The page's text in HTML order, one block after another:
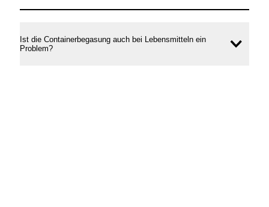
Ist die Containerbegasung auch bei Lebensmitteln ein
Problem?